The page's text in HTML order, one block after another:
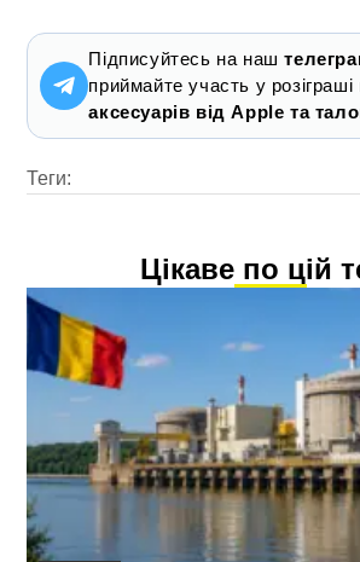
Підписуйтесь на наш
приймайте участь у розіграші
аксесуарів від Apple та
Теги:
Цікаве по цій